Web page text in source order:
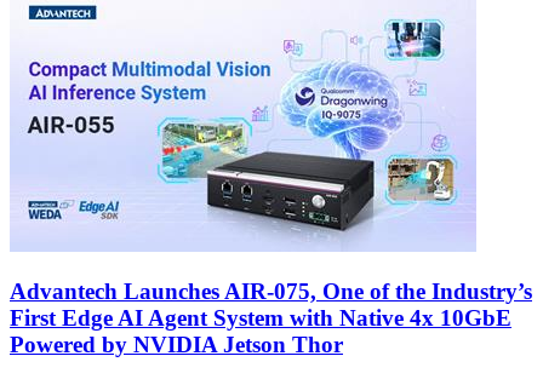
Advantech Launches AIR-075, One of the Industry’s
First Edge AI Agent System with Native 4x 10GbE
Powered by NVIDIA Jetson Thor